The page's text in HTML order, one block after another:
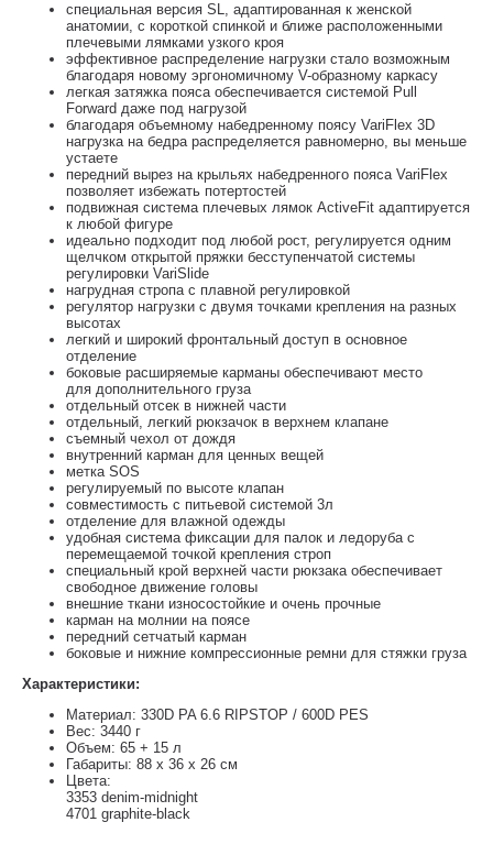
специальная версия SL, адаптированная к женской
анатомии, с короткой спинкой и ближе расположенными
плечевыми лямками узкого кроя
эффективное распределение нагрузки стало возможным
благодаря новому эргономичному V-образному каркасу
легкая затяжка пояса обеспечивается системой Pull
Forward даже под нагрузой
благодаря объемному набедренному поясу VariFlex 3D
нагрузка на бедра распределяется равномерно, вы меньше
устаете
передний вырез на крыльях набедренного пояса VariFlex
позволяет избежать потертостей
подвижная система плечевых лямок ActiveFit адаптируется
к любой фигуре
идеально подходит под любой рост, регулируется одним
щелчком открытой пряжки бесступенчатой системы
регулировки VariSlide
нагрудная стропа с плавной регулировкой
регулятор нагрузки с двумя точками крепления на разных
высотах
легкий и широкий фронтальный доступ в основное
отделение
боковые расширяемые карманы обеспечивают место
для дополнительного груза
отдельный отсек в нижней части
отдельный, легкий рюкзачок в верхнем клапане
съемный чехол от дождя
внутренний карман для ценных вещей
метка SOS
регулируемый по высоте клапан
совместимость с питьевой системой 3л
отделение для влажной одежды
удобная система фиксации для палок и ледоруба с
перемещаемой точкой крепления строп
специальный крой верхней части рюкзака обеспечивает
свободное движение головы
внешние ткани износостойкие и очень прочные
карман на молнии на поясе
передний сетчатый карман
боковые и нижние компрессионные ремни для стяжки груза
Характеристики:
Материал: 330D PA 6.6 RIPSTOP / 600D PES
Вес: 3440 г
Объем: 65 + 15 л
Габариты: 88 x 36 x 26 см
Цвета:
3353 denim-midnight
4701 graphite-black